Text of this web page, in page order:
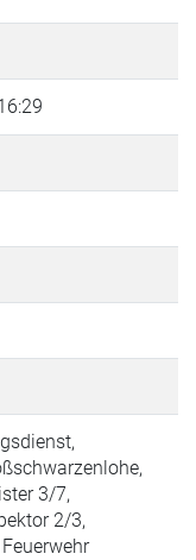
3/7,
2/3,